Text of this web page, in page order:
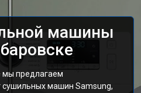
машины
мы предлагаем
машин Samsung,